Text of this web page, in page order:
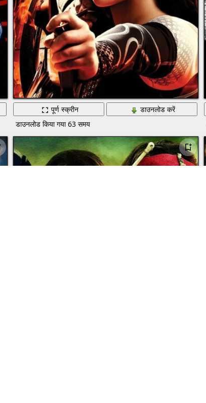
पूर्ण स्क्रीन
डाउनलोड करें
डाउनलोड किया गया 63 समय